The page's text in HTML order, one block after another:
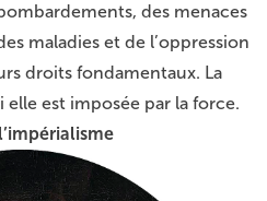
des menaces
maladies et de l’oppression
droits fondamentaux. La
elle est imposée par la force.